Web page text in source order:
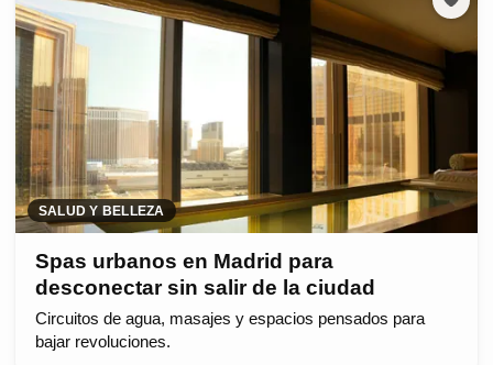
SALUD Y BELLEZA
Spas urbanos en Madrid para
desconectar sin salir de la ciudad
Circuitos de agua, masajes y espacios pensados para
bajar revoluciones.